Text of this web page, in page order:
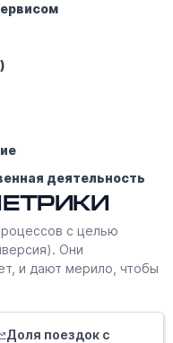
деятельность
с целью
Они
и дают мерило, чтобы
Доля поездок с